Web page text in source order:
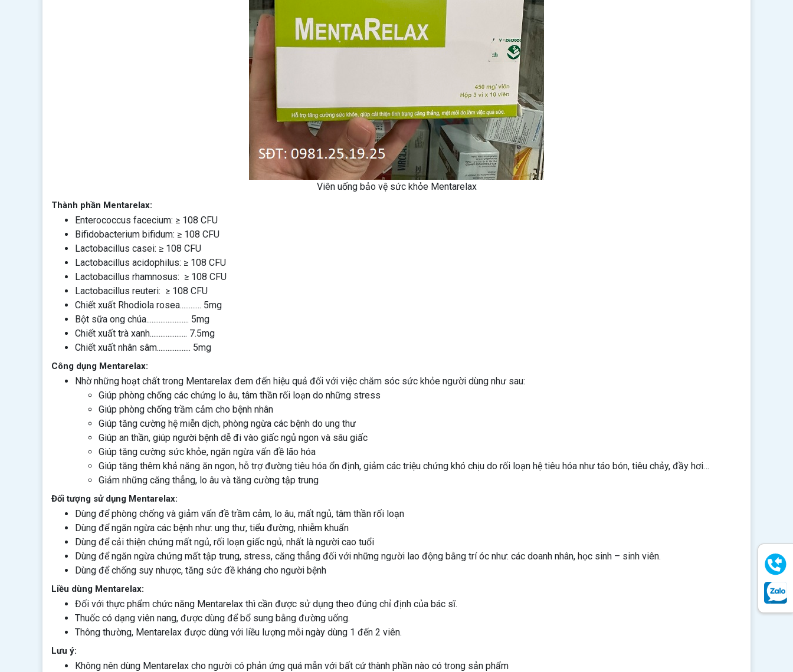
Viên uống bảo vệ sức khỏe Mentarelax
Thành phần Mentarelax:
Enterococcus facecium: ≥ 108 CFU
Bifidobacterium bifidum: ≥ 108 CFU
Lactobacillus casei: ≥ 108 CFU
Lactobacillus acidophilus: ≥ 108 CFU
Lactobacillus rhamnosus: ≥ 108 CFU
Lactobacillus reuteri: ≥ 108 CFU
Chiết xuất Rhodiola rosea............ 5mg
Bột sữa ong chúa........................ 5mg
Chiết xuất trà xanh..................... 7.5mg
Chiết xuất nhân sâm................... 5mg
Công dụng Mentarelax:
Nhờ những hoạt chất trong Mentarelax đem đến hiệu quả đối với việc chăm sóc sức khỏe người dùng như sau:
Giúp phòng chống các chứng lo âu, tâm thần rối loạn do những stress
Giúp phòng chống trầm cảm cho bệnh nhân
Giúp tăng cường hệ miễn dịch, phòng ngừa các bệnh do ung thư
Giúp an thần, giúp người bệnh dễ đi vào giấc ngủ ngon và sâu giấc
Giúp tăng cường sức khỏe, ngăn ngừa vấn đề lão hóa
Giúp tăng thêm khả năng ăn ngon, hỗ trợ đường tiêu hóa ổn định, giảm các triệu chứng khó chịu do rối loạn hệ tiêu hóa như táo bón, tiêu chảy, đầy hơi…
Giảm những căng thẳng, lo âu và tăng cường tập trung
Đối tượng sử dụng Mentarelax:
Dùng để phòng chống và giảm vấn đề trầm cảm, lo âu, mất ngủ, tâm thần rối loạn
Dùng để ngăn ngừa các bệnh như: ung thư, tiểu đường, nhiễm khuẩn
Dùng để cải thiện chứng mất ngủ, rối loạn giấc ngủ, nhất là người cao tuổi
Dùng để ngăn ngừa chứng mất tập trung, stress, căng thẳng đối với những người lao động bằng trí óc như: các doanh nhân, học sinh – sinh viên.
Dùng để chống suy nhược, tăng sức đề kháng cho người bệnh
Liều dùng Mentarelax:
Đối với thực phẩm chức năng Mentarelax thì cần được sử dụng theo đúng chỉ định của bác sĩ.
Thuốc có dạng viên nang, được dùng để bổ sung bằng đường uống.
Thông thường, Mentarelax được dùng với liều lượng mỗi ngày dùng 1 đến 2 viên.
Lưu ý:
Không nên dùng Mentarelax cho người có phản ứng quá mẫn với bất cứ thành phần nào có trong sản phẩm